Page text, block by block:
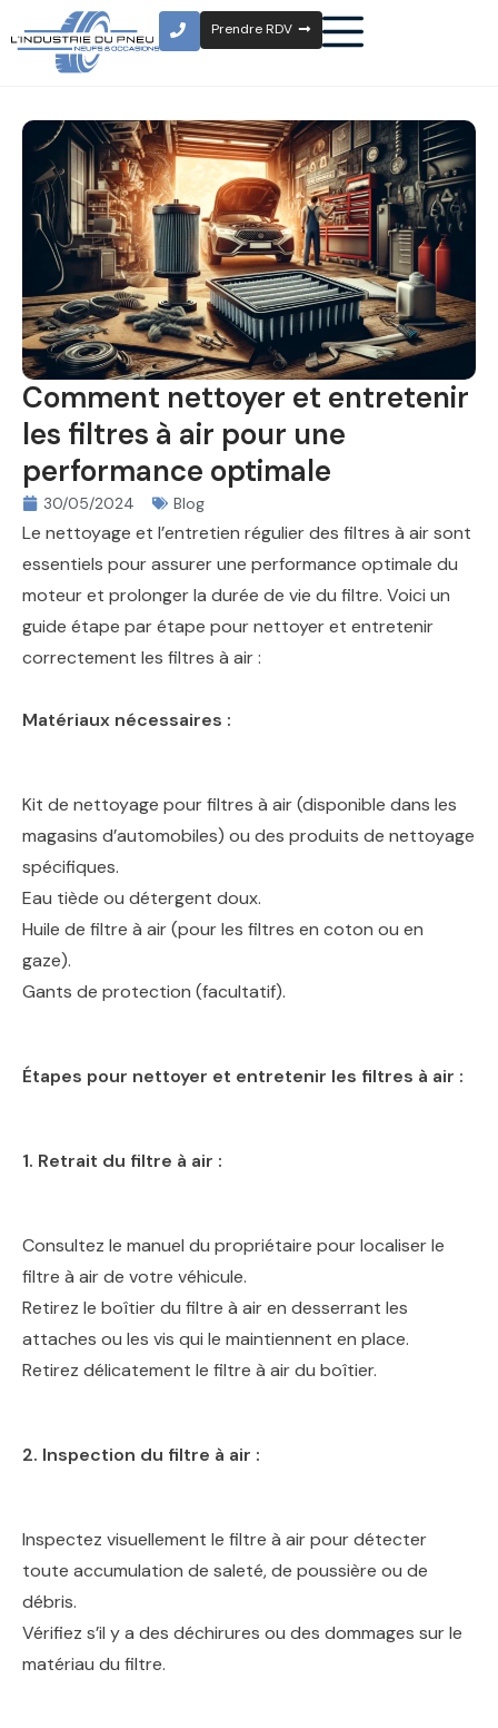
Prendre RDV
Comment nettoyer et entretenir
les filtres à air pour une
performance optimale
30/05/2024 Blog
Le nettoyage et l’entretien régulier des filtres à air sont
essentiels pour assurer une performance optimale du
moteur et prolonger la durée de vie du filtre. Voici un
guide étape par étape pour nettoyer et entretenir
correctement les filtres à air :
Matériaux nécessaires :
Kit de nettoyage pour filtres à air (disponible dans les
magasins d’automobiles) ou des produits de nettoyage
spécifiques.
Eau tiède ou détergent doux.
Huile de filtre à air (pour les filtres en coton ou en
gaze).
Gants de protection (facultatif).
Étapes pour nettoyer et entretenir les filtres à air :
1. Retrait du filtre à air :
Consultez le manuel du propriétaire pour localiser le
filtre à air de votre véhicule.
Retirez le boîtier du filtre à air en desserrant les
attaches ou les vis qui le maintiennent en place.
Retirez délicatement le filtre à air du boîtier.
2. Inspection du filtre à air :
Inspectez visuellement le filtre à air pour détecter
toute accumulation de saleté, de poussière ou de
débris.
Vérifiez s’il y a des déchirures ou des dommages sur le
matériau du filtre.